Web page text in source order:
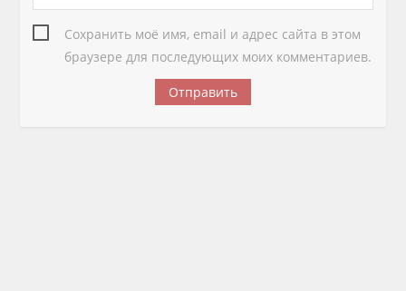
Сохранить моё имя, email и адрес сайта в этом
браузере для последующих моих комментариев.